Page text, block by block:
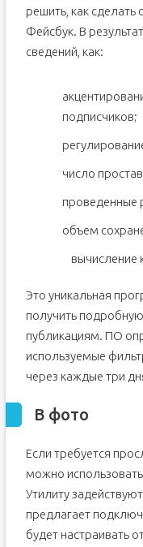
решить, как сделать
Фейсбук. В
сведений, как:
подписчиков;
число
проведенные
объем
вычисление
Это уникальная
получить
публикациям. ПО
используемые
через каждые три
В фото
Если требуется
можно
Утилиту
предлагает
будет настраивать